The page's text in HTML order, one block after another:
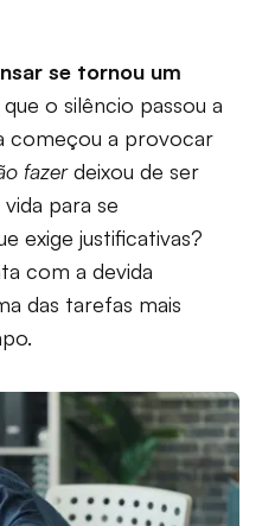
se tornou um
o silêncio passou a
começou a provocar
fazerdeixou de ser
para se
exige justificativas?
com a devida
das tarefas mais